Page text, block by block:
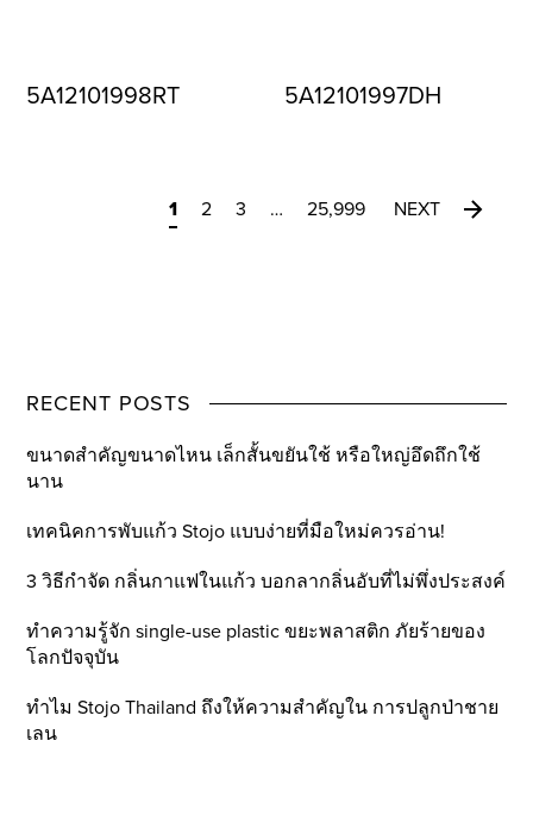
5A12101998RT 5A12101997DH
1 2 3 … 25,999 NEXT
RECENT POSTS
ขนาดสำคัญขนาดไหน เล็กสั้นขยันใช้ หรือใหญ่อึดถึกใช้
นาน
เทคนิคการพับแก้ว Stojo แบบง่ายที่มือใหม่ควรอ่าน!
3 วิธีกำจัด กลิ่นกาแฟในแก้ว บอกลากลิ่นอับที่ไม่พึ่งประสงค์
ทำความรู้จัก single-use plastic ขยะพลาสติก ภัยร้ายของ
โลกปัจจุบัน
ทำไม Stojo Thailand ถึงให้ความสำคัญใน การปลูกป่าชาย
เลน